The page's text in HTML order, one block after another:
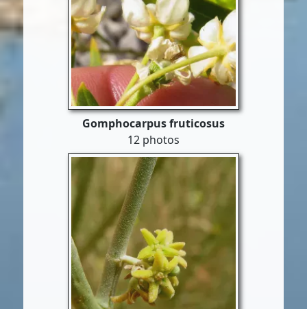
Gomphocarpus fruticosus
12 photos